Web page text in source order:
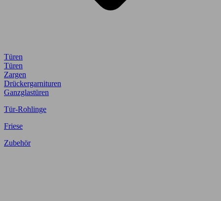
Türen
Türen
Zargen
Drückergarnituren
Ganzglastüren
Tür-Rohlinge
Friese
Zubehör